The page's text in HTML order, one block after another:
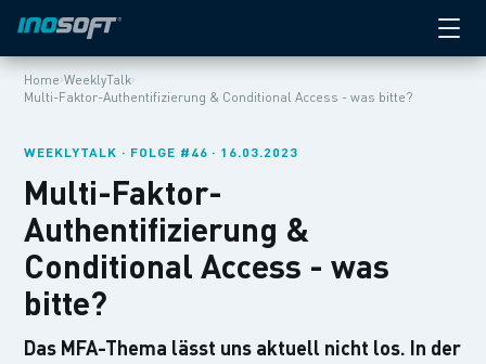
Home›WeeklyTalk›
Multi-Faktor-Authentifizierung & Conditional Access - was bitte?
WEEKLYTALK · FOLGE #46 · 16.03.2023
Multi-Faktor-
Authentifizierung &
Conditional Access - was
bitte?
Das MFA-Thema lässt uns aktuell nicht los. In der